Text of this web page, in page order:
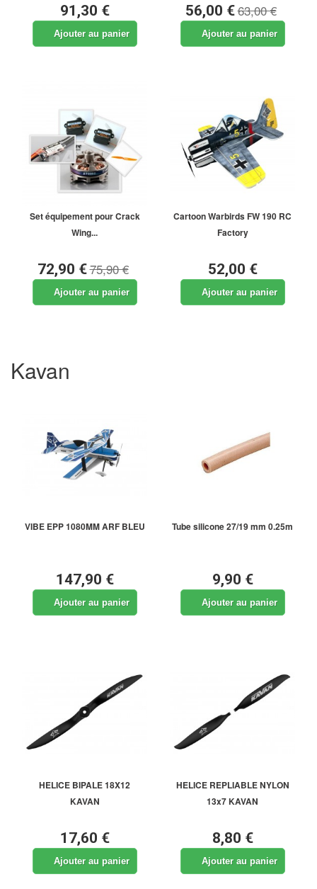
91,30 €
Ajouter au panier
56,00 €63,00 €
Ajouter au panier
Set équipement pour Crack
Wing...
72,90 €75,90 €
Ajouter au panier
Cartoon Warbirds FW 190 RC
Factory
52,00 €
Ajouter au panier
Kavan
VIBE EPP 1080MM ARF BLEU
147,90 €
Ajouter au panier
Tube silicone 27/19 mm 0.25m
9,90 €
Ajouter au panier
HELICE BIPALE 18X12
KAVAN
17,60 €
Ajouter au panier
HELICE REPLIABLE NYLON
13x7 KAVAN
8,80 €
Ajouter au panier